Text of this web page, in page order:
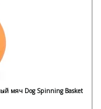
мяч Dog Spinning Basket